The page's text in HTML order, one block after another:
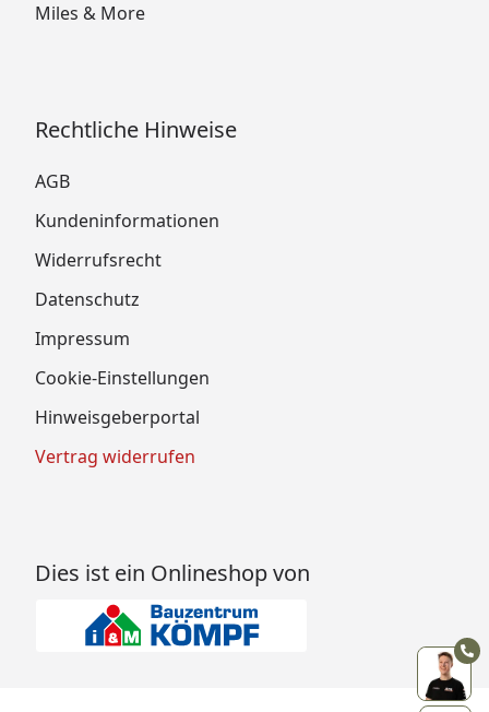
Miles & More
Rechtliche Hinweise
AGB
Kundeninformationen
Widerrufsrecht
Datenschutz
Impressum
Cookie-Einstellungen
Hinweisgeberportal
Vertrag widerrufen
Dies ist ein Onlineshop von